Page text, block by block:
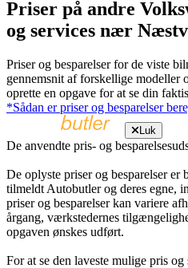
Priser på andre
og services nær
Priser og besparelser for de viste
gennemsnit af forskellige modeller
oprette en opgave for at se din
*Sådan er priser og besparelser
Luk
De anvendte pris- og
De oplyste priser og besparelser er
tilmeldt Autobutler og deres egne,
priser og besparelser kan variere
årgang, værkstedernes
opgaven ønskes udført.
For at se den laveste mulige pris